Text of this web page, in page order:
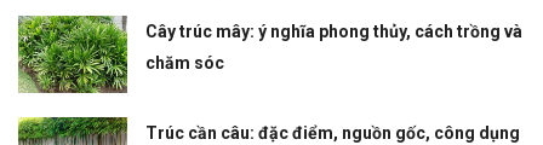
Cây trúc mây: ý nghĩa phong thủy, cách trồng và
chăm sóc
Trúc cần câu: đặc điểm, nguồn gốc, công dụng